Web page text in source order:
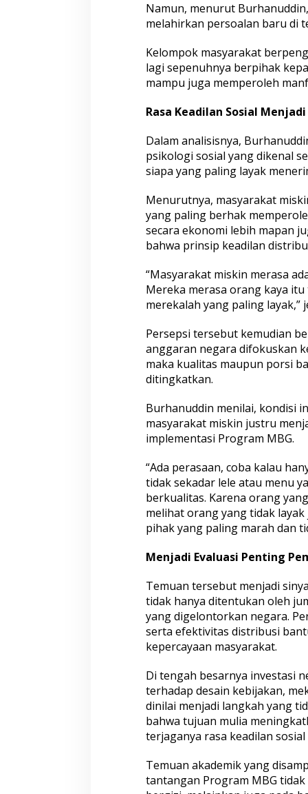
h
a
d
p
P
r
r
m
P
e
r
i
n
t
h
Namun, menurut
melahirkan persoalan baru di
Kelompok masyarakat
lagi sepenuhnya berpihak
mampu juga memperoleh
Rasa Keadilan Sosial
Dalam analisisnya,
psikologi sosial yang dikenal
siapa yang paling layak
Menurutnya, masyarakat
yang paling berhak
secara ekonomi lebih mapan
bahwa prinsip keadilan
“Masyarakat miskin merasa
Mereka merasa orang kaya
merekalah yang paling layak,”
Persepsi tersebut kemudian
anggaran negara difokuskan
maka kualitas maupun porsi
ditingkatkan.
Burhanuddin menilai, kondisi
masyarakat miskin justru
implementasi Program MBG.
“Ada perasaan, coba kalau
tidak sekadar lele atau menu
berkualitas. Karena orang
melihat orang yang tidak
pihak yang paling marah dan
Menjadi Evaluasi Penting
Temuan tersebut menjadi
tidak hanya ditentukan oleh
yang digelontorkan negara.
serta efektivitas distribusi
kepercayaan masyarakat.
Di tengah besarnya investasi
terhadap desain kebijakan,
dinilai menjadi langkah yang
bahwa tujuan mulia
terjaganya rasa keadilan
Temuan akademik yang
tantangan Program MBG